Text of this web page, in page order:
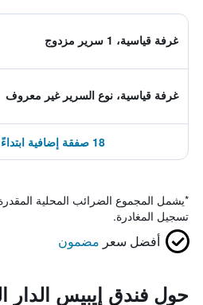
غرفة قياسية، 1 سرير مزدوج
غرفة قياسية، نوع السرير غير معروف
18 صفقة إضافية ابتداءً من 178 ﷼
*يشمل المجموع الضرائب المحلية
تسجيل المغادرة.
أفضل سعر مضمون
حول فندق إيبيس الدار